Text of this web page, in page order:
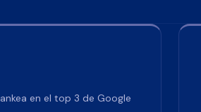
en el top 3 de Google